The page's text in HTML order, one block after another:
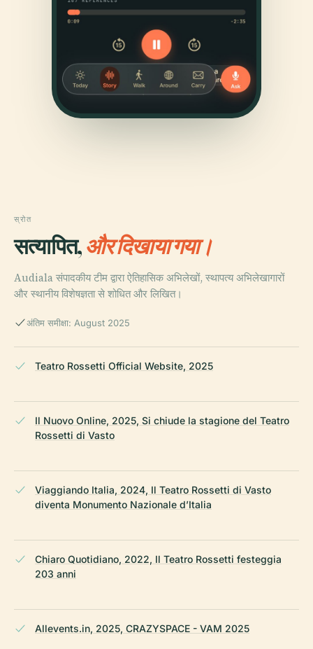
स्रोत
सत्यापित,और दिखाया गया।
Audiala संपादकीय टीम द्वारा ऐतिहासिक अभिलेखों, स्थापत्य अभिलेखागारों
और स्थानीय विशेषज्ञता से शोधित और लिखित।
अंतिम समीक्षा: August 2025
Teatro Rossetti Official Website, 2025
Il Nuovo Online, 2025, Si chiude la stagione del Teatro
Rossetti di Vasto
Viaggiando Italia, 2024, Il Teatro Rossetti di Vasto
diventa Monumento Nazionale d’Italia
Chiaro Quotidiano, 2022, Il Teatro Rossetti festeggia
203 anni
Allevents.in, 2025, CRAZYSPACE - VAM 2025